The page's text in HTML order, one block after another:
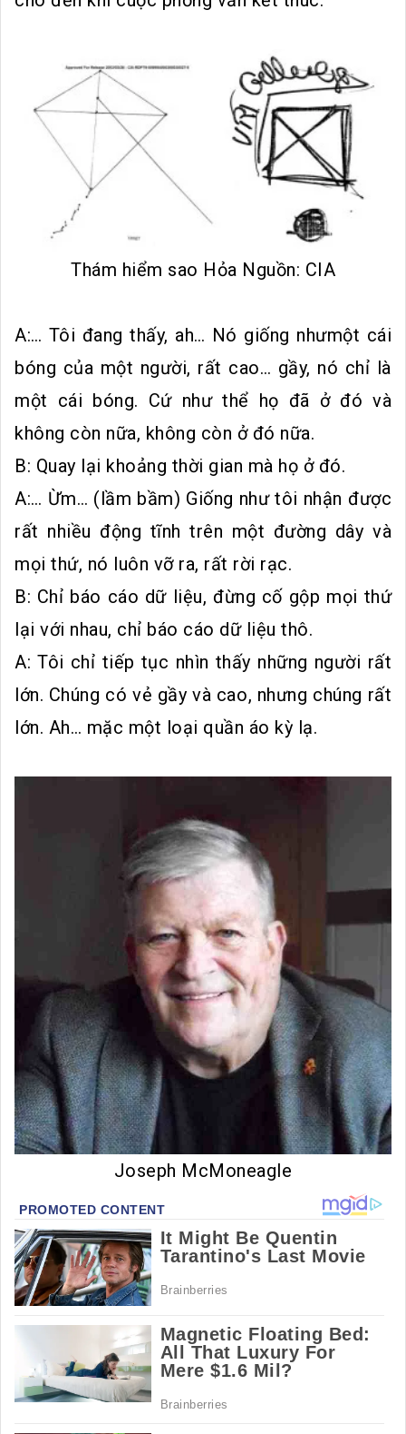
Thám hiểm sao Hỏa Nguồn: CIA
A:… Tôi đang thấy, ah… Nó giống nhưmột cái
bóng của một người, rất cao… gầy, nó chỉ là
một cái bóng. Cứ như thể họ đã ở đó và
không còn nữa, không còn ở đó nữa.
B: Quay lại khoảng thời gian mà họ ở đó.
A:… Ừm… (lầm bầm) Giống như tôi nhận được
rất nhiều động tĩnh trên một đường dây và
mọi thứ, nó luôn vỡ ra, rất rời rạc.
B: Chỉ báo cáo dữ liệu, đừng cố gộp mọi thứ
lại với nhau, chỉ báo cáo dữ liệu thô.
A: Tôi chỉ tiếp tục nhìn thấy những người rất
lớn. Chúng có vẻ gầy và cao, nhưng chúng rất
lớn. Ah… mặc một loại quần áo kỳ lạ.
Joseph McMoneagle